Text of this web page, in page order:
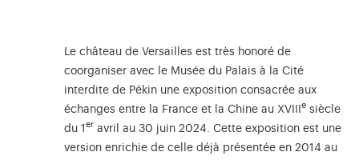
Le château de Versailles est très honoré de
coorganiser avec le Musée du Palais à la Cité
interdite de Pékin une exposition consacrée aux
échanges entre la France et la Chine au XVIII
e siècle
du 1 er avril au 30 juin 2024. Cette exposition est une
version enrichie de celle déjà présentée en 2014 au